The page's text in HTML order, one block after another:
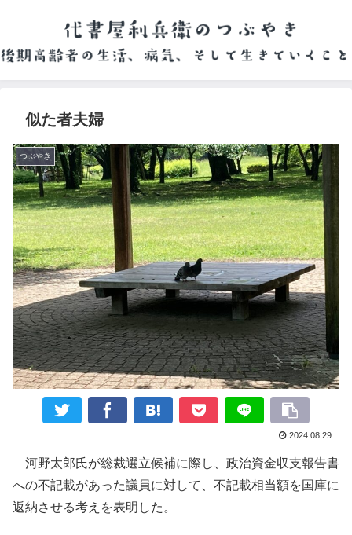
似た者夫婦
つぶやき
2024.08.29
河野太郎氏が総裁選立候補に際し、政治資金収支報告書
への不記載があった議員に対して
不記載相当額を国庫に
返納させる考えを表明した。